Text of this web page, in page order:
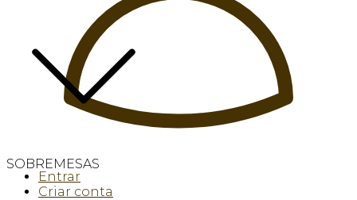
SOBREMESAS
Entrar
Criar conta